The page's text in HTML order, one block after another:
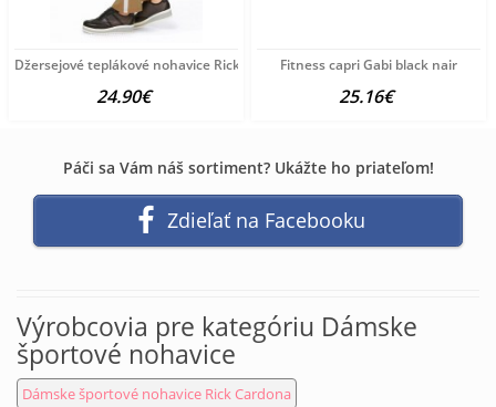
Džersejové teplákové nohavice Rick Cardona, hnedé
24.90€
Fitness capri Gabi black nair
25.16€
Páči sa Vám náš sortiment? Ukážte ho priateľom!
Zdieľať na Facebooku
Výrobcovia pre kategóriu Dámske
športové nohavice
Dámske športové nohavice Rick Cardona